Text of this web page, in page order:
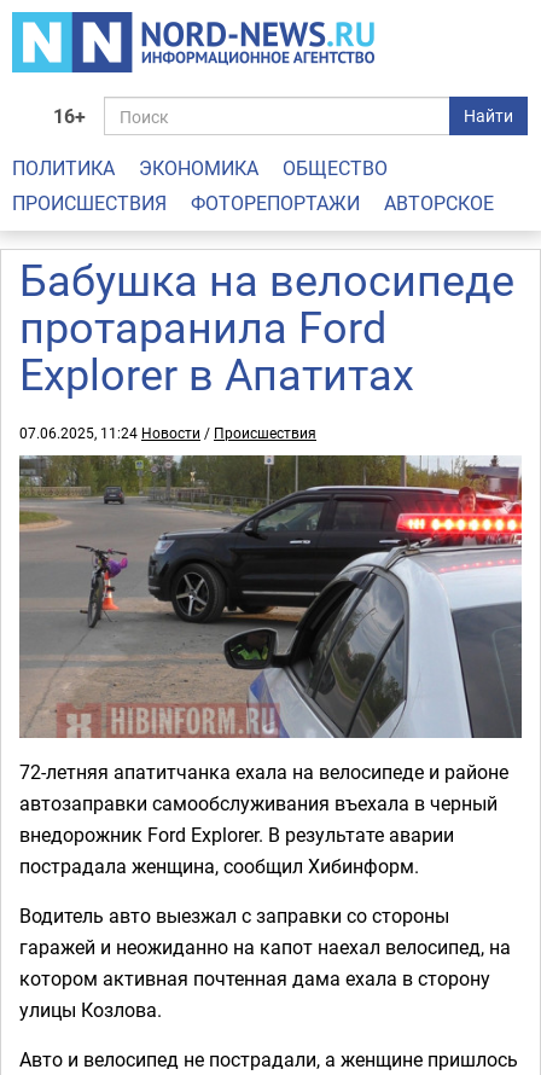
16+ Найти
ПОЛИТИКА ЭКОНОМИКА
ОБЩЕСТВО
ПРОИСШЕСТВИЯ
ФОТОРЕПОРТАЖИ АВТОРСКОЕ
Бабушка на велосипеде
протаранила Ford
Explorer в Апатитах
07.06.2025, 11:24 Новости / Происшествия
72-летняя апатитчанка ехала на велосипеде и районе
автозаправки самообслуживания въехала в черный
внедорожник Ford Explorer. В результате аварии
пострадала женщина, сообщил Хибинформ.
Водитель авто выезжал с заправки со стороны
гаражей и неожиданно на капот наехал велосипед, на
котором активная почтенная дама ехала в сторону
улицы Козлова.
Авто и велосипед не пострадали, а женщине пришлось